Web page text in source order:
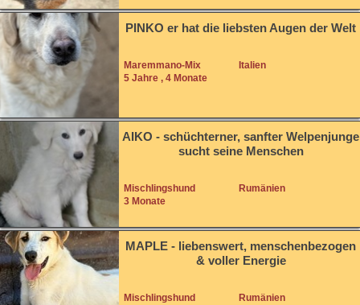
PINKO er hat die liebsten Augen der Welt
Maremmano-Mix
5 Jahre , 4 Monate
Italien
AIKO - schüchterner, sanfter Welpenjunge
sucht seine Menschen
Mischlingshund
3 Monate
Rumänien
MAPLE - liebenswert, menschenbezogen
& voller Energie
Mischlingshund
Rumänien